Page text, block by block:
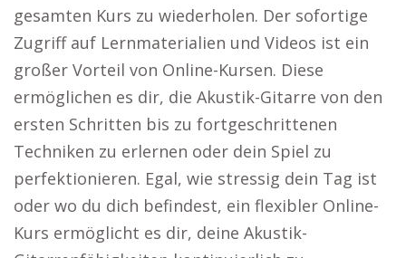
gesamten Kurs zu wiederholen. Der sofortige
Zugriff auf Lernmaterialien und Videos ist ein
großer Vorteil von Online-Kursen. Diese
ermöglichen es dir, die Akustik-Gitarre von den
ersten Schritten bis zu fortgeschrittenen
Techniken zu erlernen oder dein Spiel zu
perfektionieren. Egal, wie stressig dein Tag ist
oder wo du dich befindest, ein flexibler Online-
Kurs ermöglicht es dir, deine Akustik-